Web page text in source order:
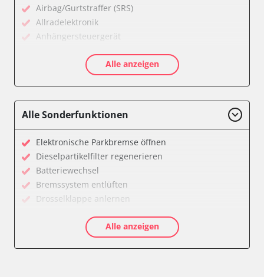
Airbag/Gurtstraffer (SRS)
Allradelektronik
Anhängersteuergerät
Differentialsperre
Feststellbremse (EPB / SBC)
Getriebesteuerung
Heckklappe
Informationselektronik
Klimaanlage
Kombiinstrument
Lenkradelektronik
Leuchtweitenregulierung (LWR)
Motorsteuerung (EMS)
Alle anzeigen
Alle Sonderfunktionen
Elektronische Parkbremse öffnen
Dieselpartikelfilter regenerieren
Batteriewechsel
Bremssystem entlüften
Drosselklappe anlernen
Elektronische Parkbremse kalibrieren
Ölservicerückstellung
Alle anzeigen